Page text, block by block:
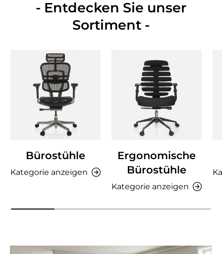
- Entdecken Sie unser
Sortiment -
Bürostühle
Kategorie anzeigen
Ergonomische
Bürostühle
Kategorie anzeigen